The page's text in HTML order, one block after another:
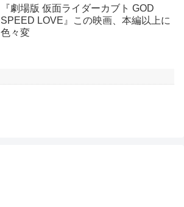
『劇場版 仮面ライダーカブト GOD
SPEED LOVE』この映画、本編以上に
色々変